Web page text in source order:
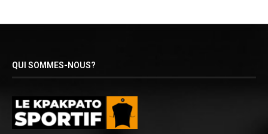
QUI SOMMES-NOUS?